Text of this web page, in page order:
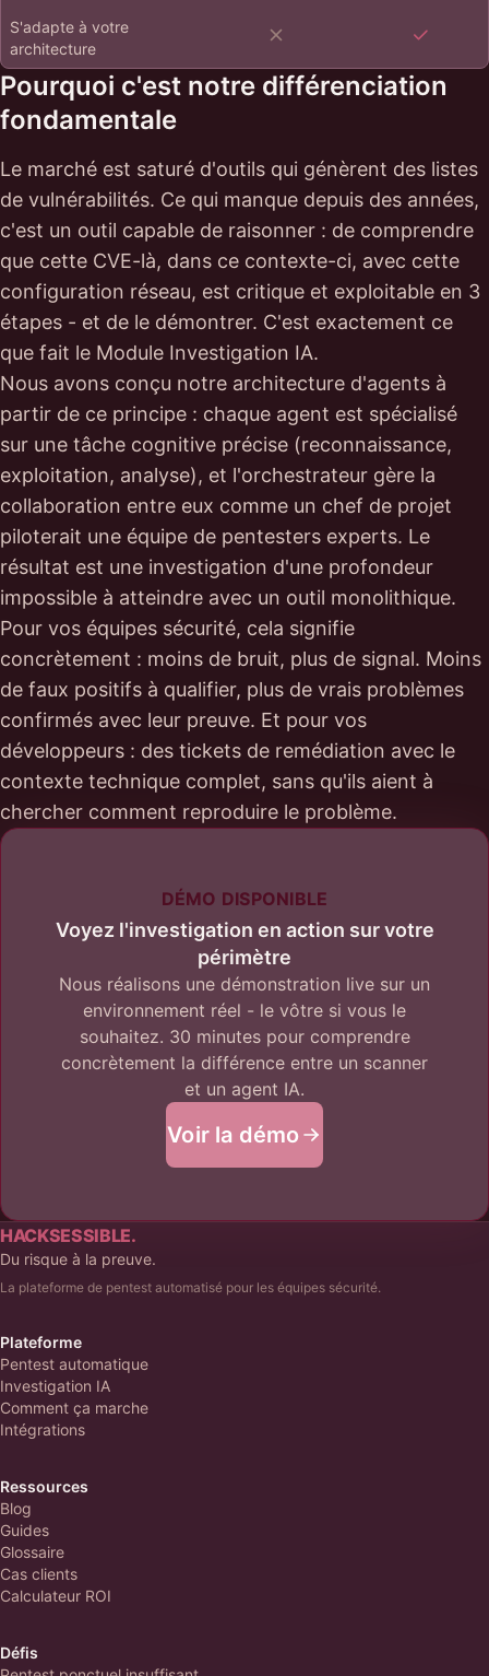
S'adapte à votre
architecture
Pourquoi c'est notre différenciation
fondamentale
Le marché est saturé d'outils qui génèrent des listes
de vulnérabilités. Ce qui manque depuis des années,
c'est un outil capable de raisonner : de comprendre
que cette CVE-là, dans ce contexte-ci, avec cette
configuration réseau, est critique et exploitable en 3
étapes - et de le démontrer. C'est exactement ce
que fait le Module Investigation IA.
Nous avons conçu notre architecture d'agents à
partir de ce principe : chaque agent est spécialisé
sur une tâche cognitive précise (reconnaissance,
exploitation, analyse), et l'orchestrateur gère la
collaboration entre eux comme un chef de projet
piloterait une équipe de pentesters experts. Le
résultat est une investigation d'une profondeur
impossible à atteindre avec un outil monolithique.
Pour vos équipes sécurité, cela signifie
concrètement : moins de bruit, plus de signal. Moins
de faux positifs à qualifier, plus de vrais problèmes
confirmés avec leur preuve. Et pour vos
développeurs : des tickets de remédiation avec le
contexte technique complet, sans qu'ils aient à
chercher comment reproduire le problème.
DÉMO DISPONIBLE
Voyez l'investigation en action sur votre
périmètre
Nous réalisons une démonstration live sur un
environnement réel - le vôtre si vous le
souhaitez. 30 minutes pour comprendre
concrètement la différence entre un scanner
et un agent IA.
Voir la démo
HACKSESSIBLE.
Du risque à la preuve.
La plateforme de pentest automatisé pour les équipes sécurité.
Plateforme
Pentest automatique
Investigation IA
Comment ça marche
Intégrations
Ressources
Blog
Guides
Glossaire
Cas clients
Calculateur ROI
Défis